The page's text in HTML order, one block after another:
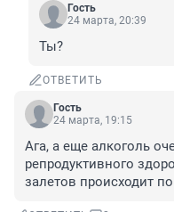
Гость
24 марта, 20:39
Ты?
ОТВЕТИТЬ
Гость
24 марта, 19:15
Ага, а еще алкоголь
репродуктивного
залетов происходит